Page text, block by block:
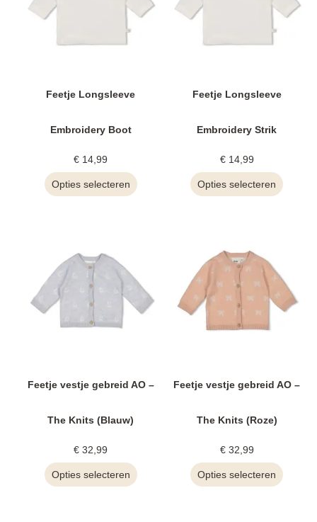
Feetje Longsleeve
Embroidery Boot
€ 14,99
Opties selecteren
Feetje Longsleeve
Embroidery Strik
€14,99
Opties selecteren
Feetje vestje gebreid AO –
The Knits (Blauw)
€ 32,99
Opties selecteren
Feetje vestje gebreid AO –
The Knits (Roze)
€32,99
Opties selecteren